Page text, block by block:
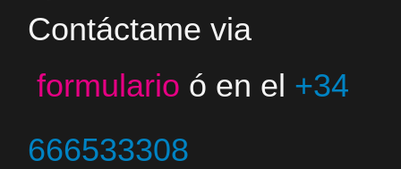
Contáctame via
formulario ó en el +34
666533308